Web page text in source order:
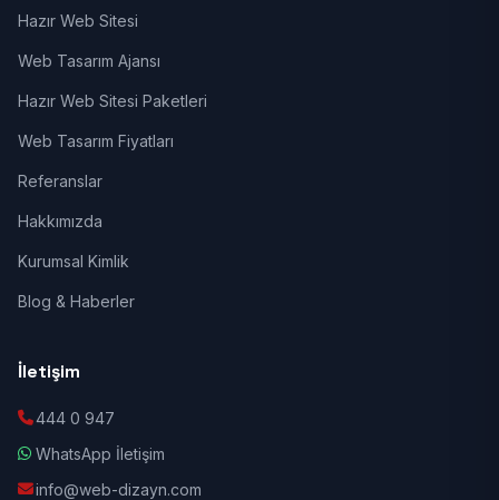
Hazır Web Sitesi
Web Tasarım Ajansı
Hazır Web Sitesi Paketleri
Web Tasarım Fiyatları
Referanslar
Hakkımızda
Kurumsal Kimlik
Blog & Haberler
İletişim
444 0 947
WhatsApp İletişim
info@web-dizayn.com